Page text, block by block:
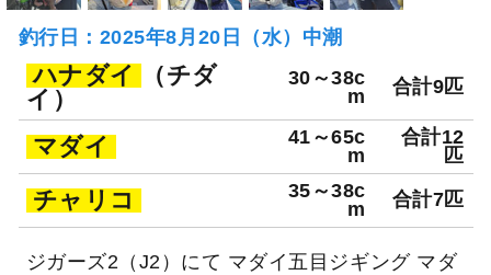
釣行日：2025年8月20日（水）中潮
ハナダイ
（チダ
イ）
30～38c
m
合計9匹
マダイ
41～65c
m
合計12
匹
チャリコ
35～38c
m
合計7匹
ジガーズ2（J2）にて マダイ五目ジギング マダ